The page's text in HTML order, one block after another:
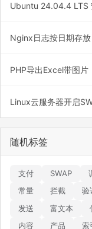
Ubuntu 24.04.4 LTS
Nginx日志按日期存放
PHP导出Excel带图片
Linux云服务器开启
随机标签
支付 SWAP
常量
拦截 验
发送
富文本
内容
产品 索